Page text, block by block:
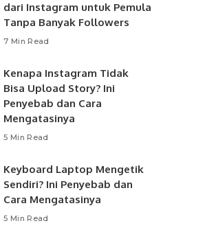
dari Instagram untuk Pemula
Tanpa Banyak Followers
7 Min Read
Kenapa Instagram Tidak
Bisa Upload Story? Ini
Penyebab dan Cara
Mengatasinya
5 Min Read
Keyboard Laptop Mengetik
Sendiri? Ini Penyebab dan
Cara Mengatasinya
5 Min Read